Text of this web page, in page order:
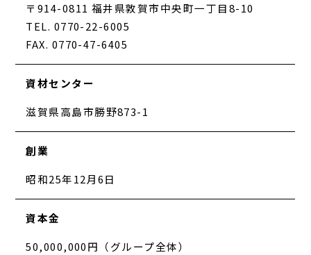
〒914-0811 福井県敦賀市中央町一丁目8-10
TEL. 0770-22-6005
FAX. 0770-47-6405
資材センター
滋賀県高島市勝野873-1
創業
昭和25年12月6日
資本金
50,000,000円（グループ全体）